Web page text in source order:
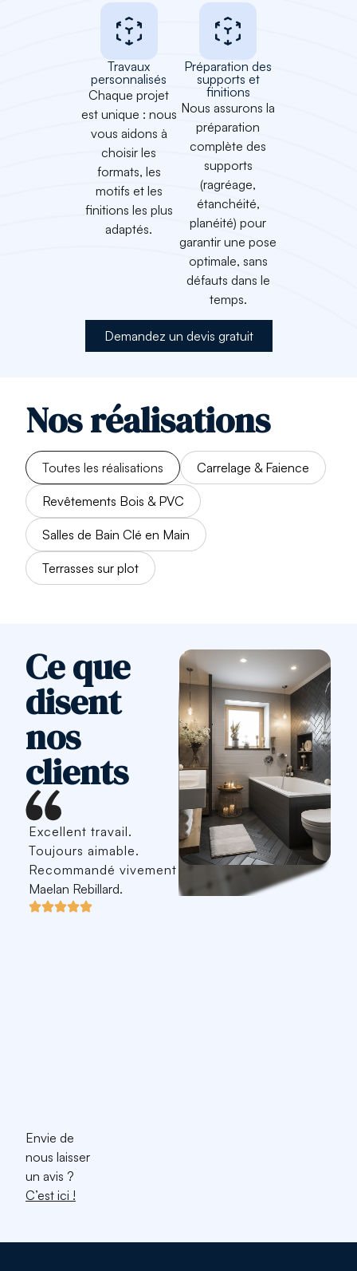
Travaux
personnalisés
Chaque projet
est unique : nous
vous aidons à
choisir les
formats, les
motifs et les
finitions les plus
adaptés.
Préparation des
supports et
finitions
Nous assurons la
préparation
complète des
supports
(ragréage,
étanchéité,
planéité) pour
garantir une pose
optimale, sans
défauts dans le
temps.
Demandez un devis gratuit
Nos réalisations
Toutes les réalisations Carrelage & Faience
Revêtements Bois & PVC
Salles de Bain Clé en Main
Terrasses sur plot
Ce que
disent
nos
clients
Excellent travail.
Toujours aimable.
Recommandé vivement
Maelan Rebillard.
J’ai fait appel à Jérémy
(B Design Carrelage)
pour poser des pierres
de parement sur un
Envie de
nous laisser
un avis ?
C’est ici !